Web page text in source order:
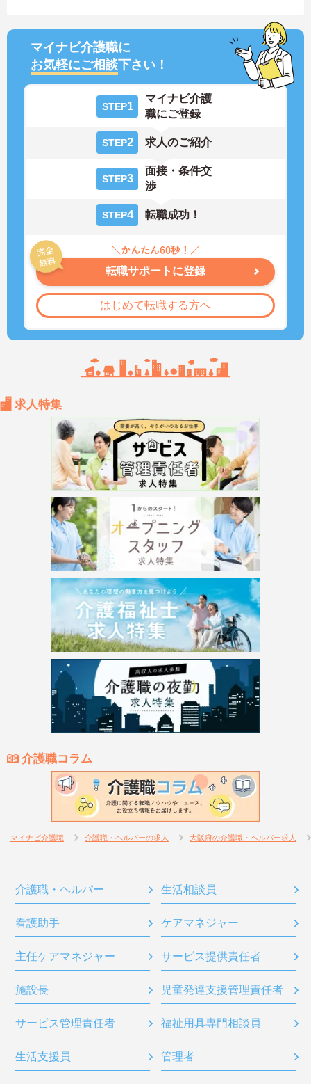
マイナビ介護職に
お気軽にご相談下さい！
STEP1
マイナビ介護
職にご登録
STEP2 求人のご紹介
STEP3
面接・条件交
渉
STEP4 転職成功！
転職サポートに登録
はじめて転職する方へ
求人特集
介護職コラム
マイナビ介護職 介護職・ヘルパーの求人 大阪府の介護職・ヘルパー求人
介護職・ヘルパー 生活相談員
看護助手 ケアマネジャー
主任ケアマネジャー サービス提供責任者
施設長 児童発達支援管理責任者
サービス管理責任者 福祉用具専門相談員
生活支援員 管理者